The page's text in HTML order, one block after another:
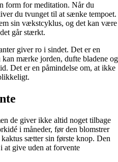
form for meditation. Når du
du tvunget til at sænke tempoet.
sin vækstcyklus, og det kan være
går stærkt.
giver ro i sindet. Det er en
mærke jorden, dufte bladene og
Det er en påmindelse om, at ikke
de giver ikke altid noget tilbage
i måneder, før den blomstrer
sætter sin første knop. Den
at give uden at forvente